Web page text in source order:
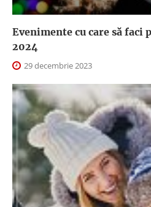
Evenimente cu care să faci
2024
29 decembrie 2023